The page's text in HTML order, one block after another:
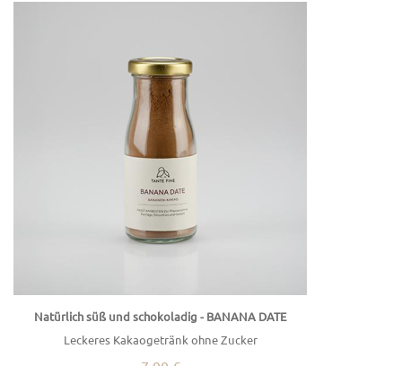
Natürlich süß und schokoladig - BANANA DATE
Leckeres Kakaogetränk ohne Zucker